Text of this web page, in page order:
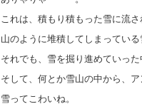
これは、積もり積もった雪に流さ
山のように堆積してしまってい
それでも、雪を掘り進めていっ
そして、何とか雪山の中から、
雪ってこわいね。